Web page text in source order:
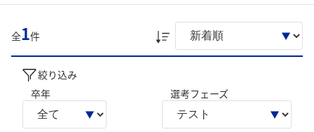
全1件
絞り込み
卒年
選考フェーズ